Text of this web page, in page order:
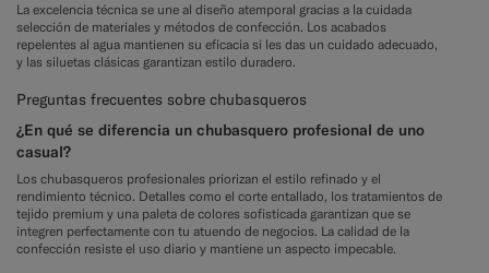
La excelencia técnica se une al diseño atemporal gracias a la cuidada
selección de materiales y métodos de confección. Los acabados
repelentes al agua mantienen su eficacia si les das un cuidado adecuado,
y las siluetas clásicas garantizan estilo duradero.
Preguntas frecuentes sobre chubasqueros
¿En qué se diferencia un chubasquero profesional de uno
casual?
Los chubasqueros profesionales priorizan el estilo refinado y el
rendimiento técnico. Detalles como el corte entallado, los tratamientos de
tejido premium y una paleta de colores sofisticada garantizan que se
integren perfectamente con tu atuendo de negocios. La calidad de la
confección resiste el uso diario y mantiene un aspecto impecable.